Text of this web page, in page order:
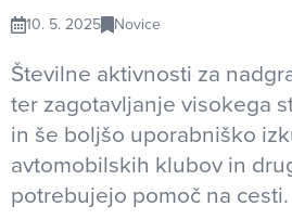
10. 5. 2025 Novice
Številne aktivnosti za
ter zagotavljanje visokega
in še boljšo uporabniško
avtomobilskih klubov in
potrebujejo pomoč na cesti.